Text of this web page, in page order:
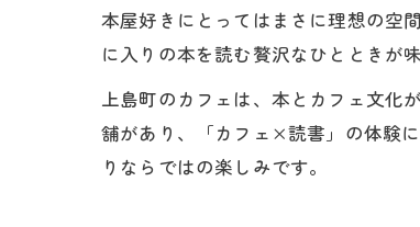
本屋好きにとってはまさに理想の空
に入りの本を読む贅沢なひとときが味
上島町のカフェは、本とカフェ文化
舗があり、「カフェ×読書」の体験
りならではの楽しみです。